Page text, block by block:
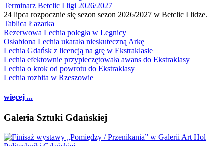
Terminarz Betclic I ligi 2026/2027
24 lipca rozpocznie się sezon sezon 2026/2027 w Betclic I lidze.
Tablica Łazarka
Rezerwowa Lechia poległa w Legnicy
Osłabiona Lechia ukarała nieskuteczną Arkę
Lechia Gdańsk z licencją na grę w Ekstraklasie
Lechia efektownie przypieczętowała awans do Ekstraklasy
Lechia o krok od powrotu do Ekstraklasy
Lechia rozbita w Rzeszowie
więcej ...
Galeria Sztuki Gdańskiej